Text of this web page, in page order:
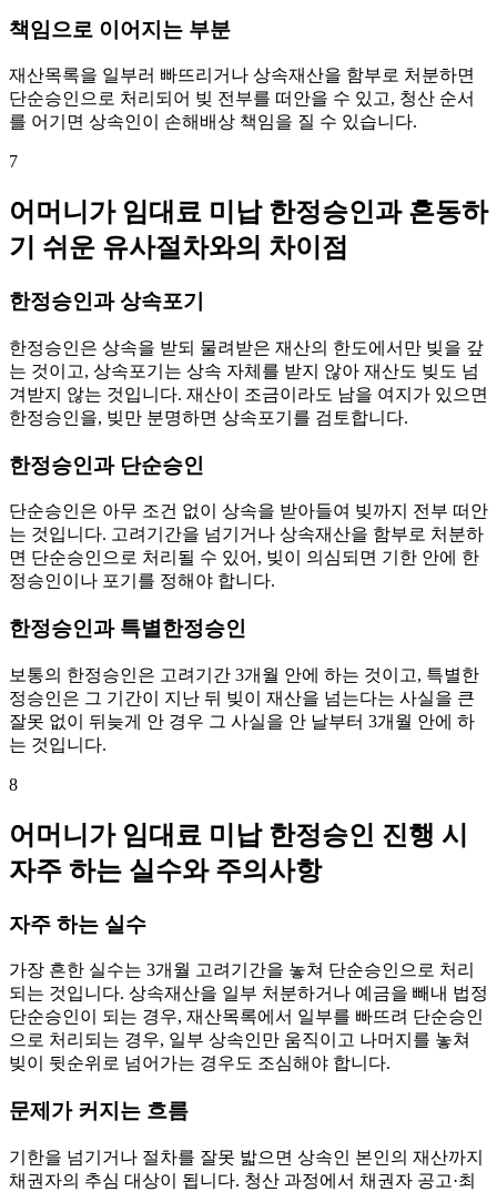
책임으로 이어지는 부분
재산목록을 일부러 빠뜨리거나 상속재산을 함부로 처분하면
단순승인으로 처리되어 빚 전부를 떠안을 수 있고, 청산 순서
를 어기면 상속인이 손해배상 책임을 질 수 있습니다.
7
어머니가 임대료 미납 한정승인과 혼동하
기 쉬운 유사절차와의 차이점
한정승인과 상속포기
한정승인은 상속을 받되 물려받은 재산의 한도에서만 빚을 갚
는 것이고, 상속포기는 상속 자체를 받지 않아 재산도 빚도 넘
겨받지 않는 것입니다. 재산이 조금이라도 남을 여지가 있으면
한정승인을, 빚만 분명하면 상속포기를 검토합니다.
한정승인과 단순승인
단순승인은 아무 조건 없이 상속을 받아들여 빚까지 전부 떠안
는 것입니다. 고려기간을 넘기거나 상속재산을 함부로 처분하
면 단순승인으로 처리될 수 있어, 빚이 의심되면 기한 안에 한
정승인이나 포기를 정해야 합니다.
한정승인과 특별한정승인
보통의 한정승인은 고려기간 3개월 안에 하는 것이고, 특별한
정승인은 그 기간이 지난 뒤 빚이 재산을 넘는다는 사실을 큰
잘못 없이 뒤늦게 안 경우 그 사실을 안 날부터 3개월 안에 하
는 것입니다.
8
어머니가 임대료 미납 한정승인 진행 시
자주 하는 실수와 주의사항
자주 하는 실수
가장 흔한 실수는 3개월 고려기간을 놓쳐 단순승인으로 처리
되는 것입니다. 상속재산을 일부 처분하거나 예금을 빼내 법정
단순승인이 되는 경우, 재산목록에서 일부를 빠뜨려 단순승인
으로 처리되는 경우, 일부 상속인만 움직이고 나머지를 놓쳐
빚이 뒷순위로 넘어가는 경우도 조심해야 합니다.
문제가 커지는 흐름
기한을 넘기거나 절차를 잘못 밟으면 상속인 본인의 재산까지
채권자의 추심 대상이 됩니다. 청산 과정에서 채권자 공고·최